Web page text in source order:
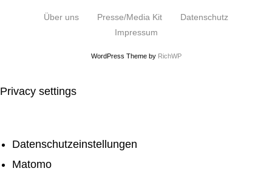
Über uns Presse/Media Kit
Datenschutz
Impressum
WordPress Theme by RichWP
Privacy settings
Datenschutzeinstellungen
Matomo